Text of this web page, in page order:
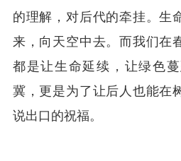
的理解，对后代的牵挂。生
来，向天空中去。而我们在
都是让生命延续，让绿色
冀，更是为了让后人也能在
说出口的祝福。